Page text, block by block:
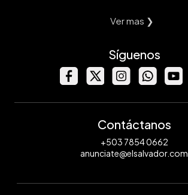
Ver mas ❯
Síguenos
Contáctanos
+503 7854 0662
anunciate@elsalvador.com